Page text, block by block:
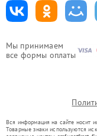
Мы принимаем
все формы оплаты
Вся информация на сайте носит
Товарные знаки используются